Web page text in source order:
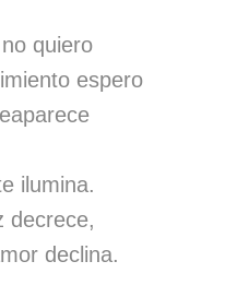
quiero
espero
ilumina.
decrece,
declina.